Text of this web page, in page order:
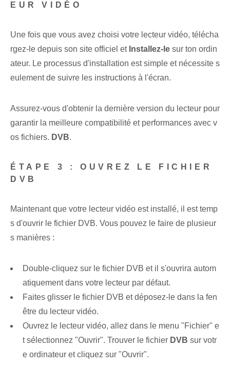
EUR VIDÉO
Une fois que vous avez choisi votre lecteur vidéo, télécha
rgez-le‌ depuis son site officiel et Installez-le sur ton ordin
ateur. Le processus d'installation est simple⁤ et nécessite s
eulement⁤ de suivre les instructions à l'écran.
Assurez-vous d'obtenir la dernière version du lecteur pour
garantir la meilleure compatibilité et performances avec v
os fichiers. DVB.
ÉTAPE 3 : OUVREZ LE FICHIER
DVB
Maintenant que votre lecteur vidéo est installé, il est temp
s d'ouvrir le fichier DVB. Vous pouvez le faire de plusieur
s manières :
Double-cliquez sur le fichier DVB et il s'ouvrira autom
atiquement dans votre lecteur par défaut.
Faites glisser le fichier DVB et déposez-le dans la fen
être du lecteur vidéo.
Ouvrez le lecteur vidéo, allez dans le menu "Fichier" e
t sélectionnez "Ouvrir". Trouver le fichier DVB sur votr
e ordinateur et cliquez sur "Ouvrir".